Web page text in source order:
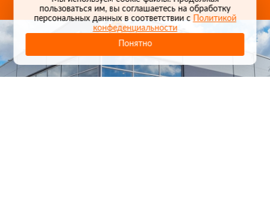
пользоваться им, вы соглашаетесь на обработку
персональных данных в соответствии сПолитикой
конфеденциальности
Понятно